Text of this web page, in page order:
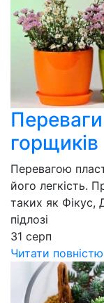
горщиків
Перевагою
його легкість.
таких як Фікус,
підлозі
31 серп
Читати повністю